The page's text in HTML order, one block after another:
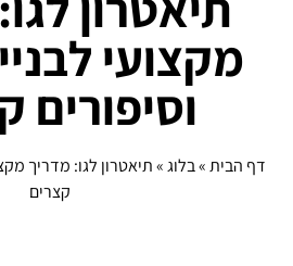
מקצועי
וסיפורים
דף הבית»בלוג»תיאטרון לגו: מדריך
קצרים